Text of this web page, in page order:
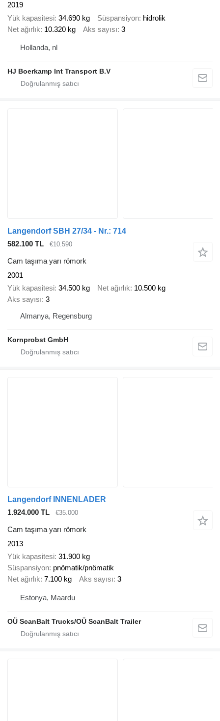
2019
Yük kapasitesi 34.690 kg Süspansiyon hidrolik
Net ağırlık 10.320 kg Aks sayısı 3
Hollanda, nl
HJ Boerkamp Int Transport B.V
Langendorf SBH 27/34 - Nr.: 714
582.100 TL
€10.590
Cam taşıma yarı römork
2001
Yük kapasitesi 34.500 kg Net ağırlık 10.500 kg
Aks sayısı 3
Almanya, Regensburg
Kornprobst GmbH
Langendorf INNENLADER
1.924.000 TL
€35.000
Cam taşıma yarı römork
2013
Yük kapasitesi 31.900 kg
Süspansiyon pnömatik/pnömatik
Net ağırlık 7.100 kg Aks sayısı 3
Estonya, Maardu
OÜ ScanBalt Trucks/OÜ ScanBalt Trailer